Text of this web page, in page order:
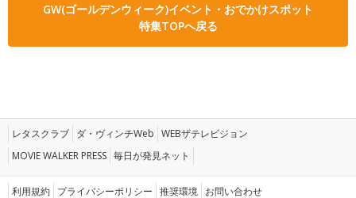
GW(ゴールデンウィーク)イベント・おでかけスポット
特集TOPへ戻る
レタスクラブ ダ・ヴィンチWeb WEBザテレビジョン
MOVIE WALKER PRESS 毎日が発見ネット
利用規約 プライバシーポリシー 推奨環境 お問い合わせ